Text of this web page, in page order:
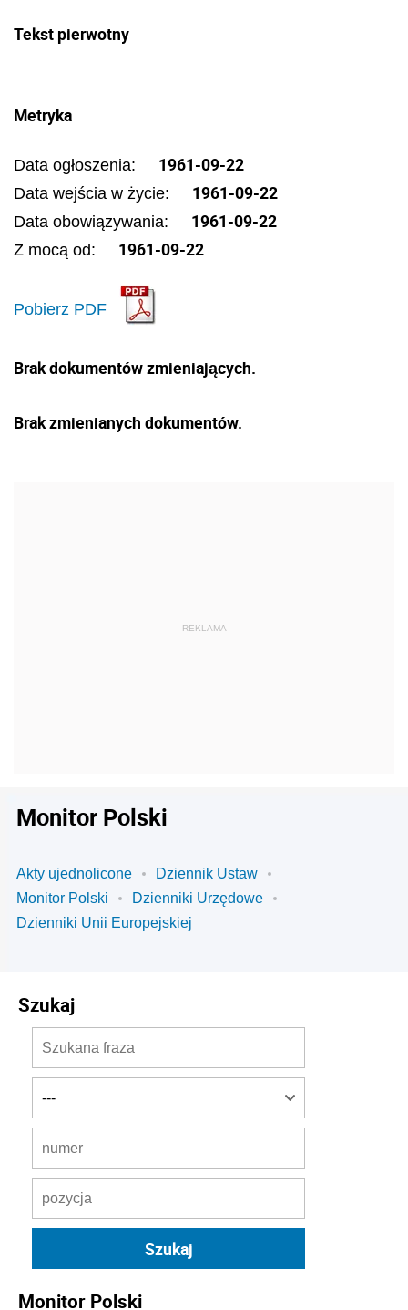
Tekst pierwotny
Metryka
Data ogłoszenia: 1961-09-22
Data wejścia w życie: 1961-09-22
Data obowiązywania: 1961-09-22
Z mocą od: 1961-09-22
Pobierz PDF
Brak dokumentów zmieniających.
Brak zmienianych dokumentów.
Monitor Polski
Akty ujednolicone
Dziennik Ustaw
Monitor Polski
Dzienniki Urzędowe
Dzienniki Unii Europejskiej
Szukaj
Monitor Polski